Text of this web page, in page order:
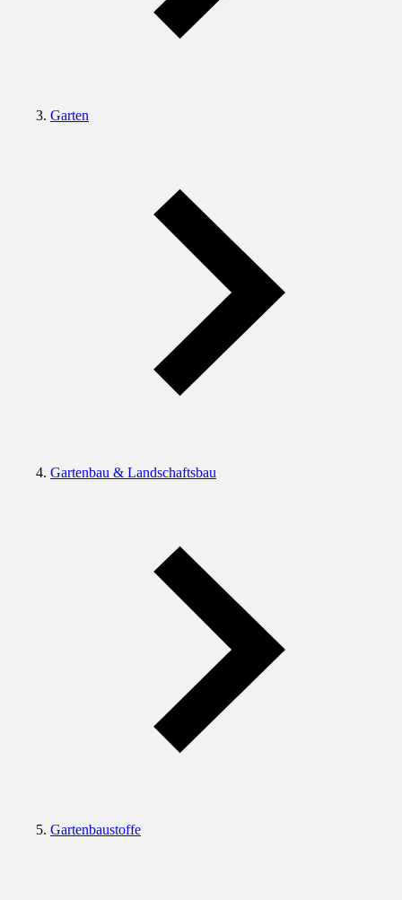
Garten
Gartenbau & Landschaftsbau
Gartenbaustoffe